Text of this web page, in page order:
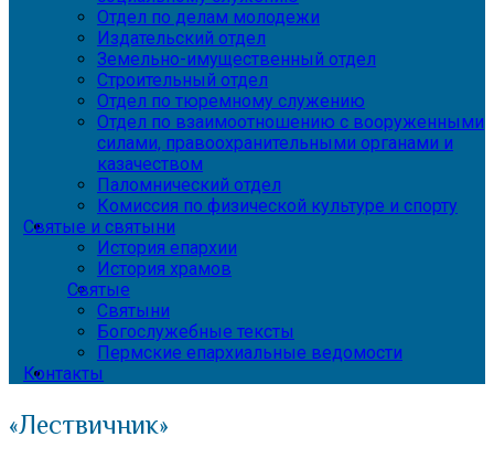
Отдел по делам молодежи
Издательский отдел
Земельно-имущественный отдел
Строительный отдел
Отдел по тюремному служению
Отдел по взаимоотношению с вооруженными
силами, правоохранительными органами и
казачеством
Паломнический отдел
Комиссия по физической культуре и спорту
Святые и святыни
История епархии
История храмов
Святые
Святыни
Богослужебные тексты
Пермские епархиальные ведомости
Контакты
«Лествичник»